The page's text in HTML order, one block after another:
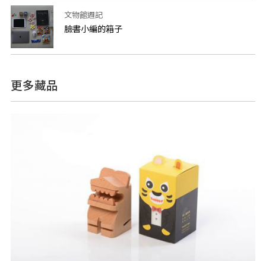
文物館週記
臉書小編的箱子
更多藏品